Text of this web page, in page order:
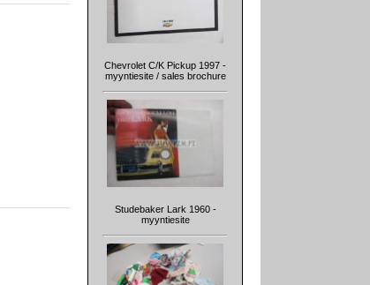
Chevrolet C/K Pickup 1997 -
myyntiesite / sales brochure
Studebaker Lark 1960 -
myyntiesite